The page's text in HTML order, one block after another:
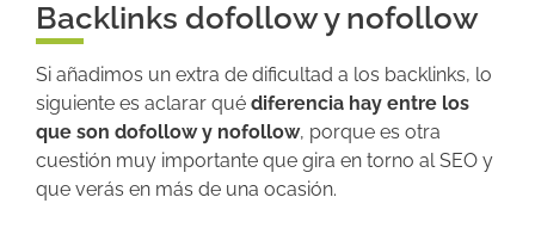
Backlinks dofollow y nofollow
Si añadimos un extra de dificultad a los backlinks, lo
siguiente es aclarar qué diferencia hay entre los
que son dofollow y nofollow, porque es otra
cuestión muy importante que gira en torno al SEO y
que verás en más de una ocasión.